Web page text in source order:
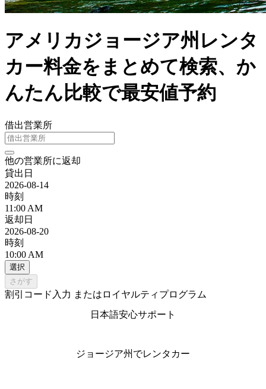
アメリカジョージア州レンタ
カー料金をまとめて検索、か
んたん比較で最安値予約
借出営業所
他の営業所に返却
貸出日
2026-08-14
時刻
11:00 AM
返却日
2026-08-20
時刻
10:00 AM
選択
さがす
割引コード入力 またはロイヤルティプログラム
日本語安心サポート
ジョージア州でレンタカー